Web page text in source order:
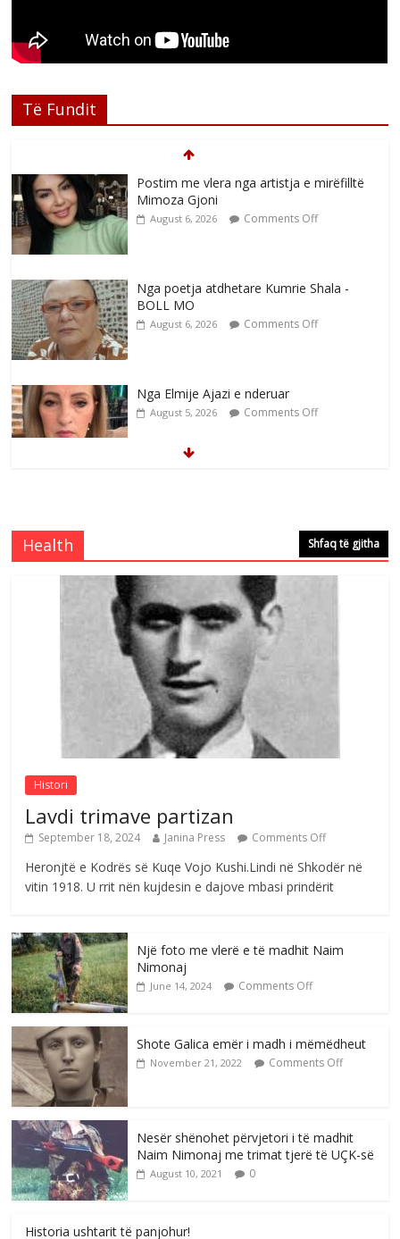
Të Fundit
Postim me vlera nga artistja e mirëfilltë
Mimoza Gjoni
August 6, 2026 Comments Off
Nga poetja atdhetare Kumrie Shala -
BOLL MO
August 6, 2026 Comments Off
Nga Elmije Ajazi e nderuar
August 5, 2026 Comments Off
Comments Off
Çlirimtari Mentor Mushkolaj nderohet
me mirenjohje nga Xhevdet Qeriqi Dega
e invalidëve në Fushë Kosovë
August 4, 2026 Comments Off
Sulm , pse të dua ty
August 8, 2026 Comments Off
Health Shfaq të gjitha
Histori
Lavdi trimave partizan
September 18, 2024 Janina Press Comments Off
Heronjtë e Kodrës së Kuqe Vojo Kushi.Lindi në Shkodër në
vitin 1918. U rrit nën kujdesin e dajove mbasi prindërit
Një foto me vlerë e të madhit Naim
Nimonaj
June 14, 2024 Comments Off
Shote Galica emër i madh i mëmëdheut
November 21, 2022 Comments Off
Nesër shënohet përvjetori i të madhit
Naim Nimonaj me trimat tjerë të UÇK-së
August 10, 2021 0
Historia ushtarit të panjohur!